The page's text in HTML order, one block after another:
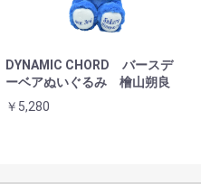
DYNAMIC CHORD バースデ
ーベアぬいぐるみ 檜山朔良
￥5,280